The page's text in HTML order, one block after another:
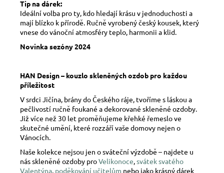
Tip na dárek:
Ideální volba pro ty, kdo hledají krásu v jednoduchosti a
mají blízko k přírodě. Ručně vyrobený český kousek, který
vnese do vánoční atmosféry teplo, harmonii a klid.
Novinka sezóny 2024
HAN Design – kouzlo skleněných ozdob pro každou
příležitost
V srdci Jičína, brány do Českého ráje, tvoříme s láskou a
pečlivostí ručně foukané a dekorované skleněné ozdoby.
Již více než 30 let proměňujeme křehké řemeslo ve
skutečné umění, které rozzáří vaše domovy nejen o
Vánocích.
Naše kolekce nejsou jen o sváteční výzdobě – najdete u
nás skleněné ozdoby proVelikonoce,svátek svatého
Valentýna, poděkování učitelům nebo jako krásný dárek